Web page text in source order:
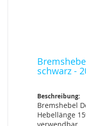
schwarz -
Beschreibung:
Bremshebel
Hebellänge